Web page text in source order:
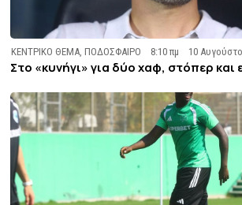
ΚΕΝΤΡΙΚΟ ΘΕΜΑ ,ΠΟΔΟΣΦΑΙΡΟ 8:10 πμ 10
Στο «κυνήγι» για δύο χαφ, στόπερ και